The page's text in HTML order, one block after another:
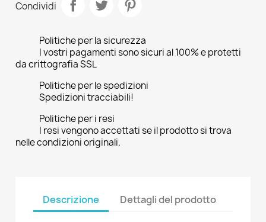
Condividi
Politiche per la sicurezza
I vostri pagamenti sono sicuri al 100% e protetti
da crittografia SSL
Politiche per le spedizioni
Spedizioni tracciabili!
Politiche per i resi
I resi vengono accettati se il prodotto si trova
nelle condizioni originali.
Descrizione Dettagli del prodotto